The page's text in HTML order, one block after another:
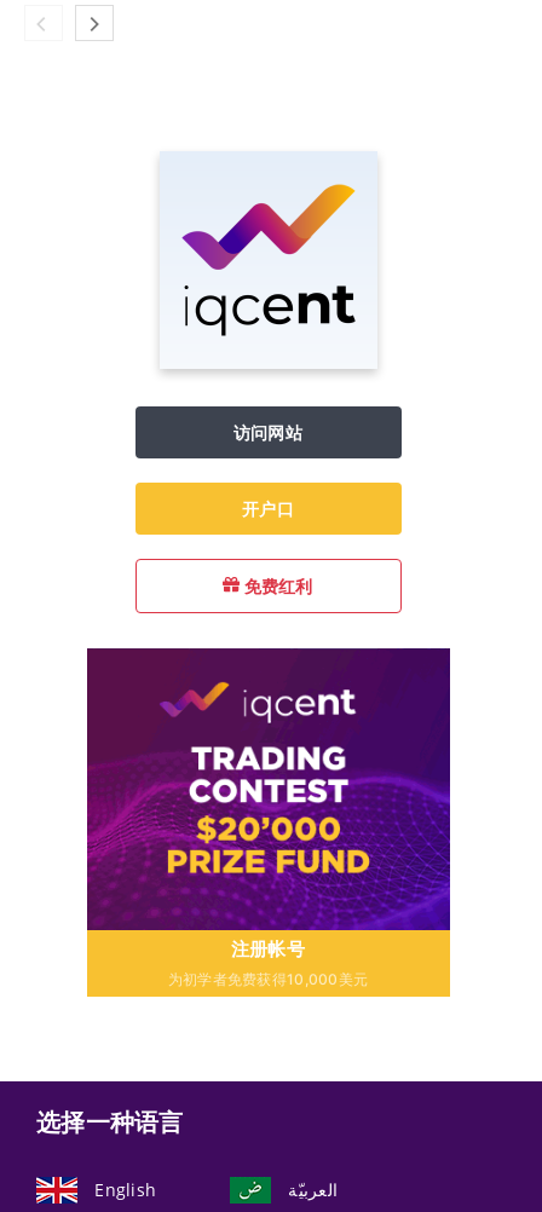
访问网站
开户口
免费红利
注册帐号
为初学者免费获得10,000美元
选择一种语言
English العربيّة